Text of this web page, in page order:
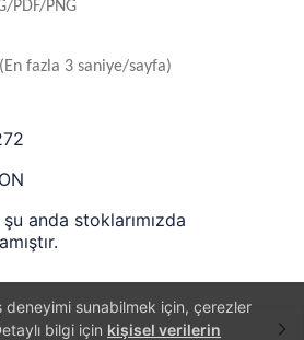
deneyimi sunabilmek için, çerezler
bilgi için kişisel verilerin
PDF/PNG
fazla 3 saniye/sayfa)
anda stoklarımızda